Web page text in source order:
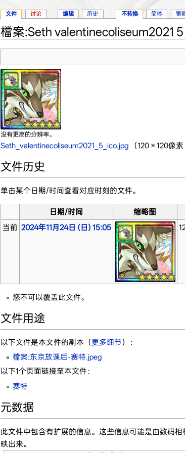
檔案:Seth valentinecoliseum2021
没有更高的分辨率。
Seth_valentinecoliseum2021_5_ico.jpg‎ （120 × 120像
文件历史
单击某个日期/时间查看对应时刻的文件。
日期/时间 缩略图
当前 2024年11月24日 (日) 15:05
您不可以覆盖此文件。
文件用途
以下文件是本文件的副本（更多细节）：
檔案:东京放课后-赛特.jpeg
以下1个页面链接至本文件：
赛特
元数据
此文件中包含有扩展的信息。这些信息可能是由数码
映出来。
文件 讨论 编辑 历史 不转换 简体 繁